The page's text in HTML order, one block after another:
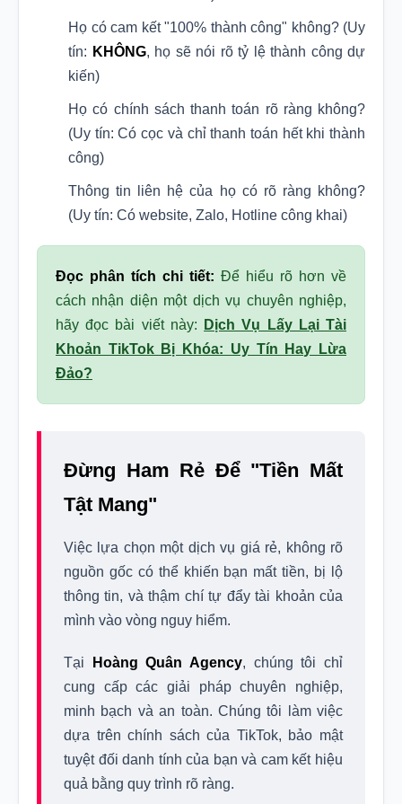
Họ có cam kết "100% thành công" không? (Uy
tín: KHÔNG, họ sẽ nói rõ tỷ lệ thành công dự
kiến)
Họ có chính sách thanh toán rõ ràng không?
(Uy tín: Có cọc và chỉ thanh toán hết khi thành
công)
Thông tin liên hệ của họ có rõ ràng không?
(Uy tín: Có website, Zalo, Hotline công khai)
Đọc phân tích chi tiết: Để hiểu rõ hơn về
cách nhận diện một dịch vụ chuyên nghiệp,
hãy đọc bài viết này:
Dịch Vụ Lấy Lại Tài
Khoản TikTok Bị Khóa: Uy Tín Hay Lừa
Đảo?
Đừng Ham Rẻ Để "Tiền Mất
Tật Mang"
Việc lựa chọn một dịch vụ giá rẻ, không rõ
nguồn gốc có thể khiến bạn mất tiền, bị lộ
thông tin, và thậm chí tự đẩy tài khoản của
mình vào vòng nguy hiểm.
Tại Hoàng Quân Agency, chúng tôi chỉ
cung cấp các giải pháp chuyên nghiệp,
minh bạch và an toàn. Chúng tôi làm việc
dựa trên chính sách của TikTok, bảo mật
tuyệt đối danh tính của bạn và cam kết hiệu
quả bằng quy trình rõ ràng.